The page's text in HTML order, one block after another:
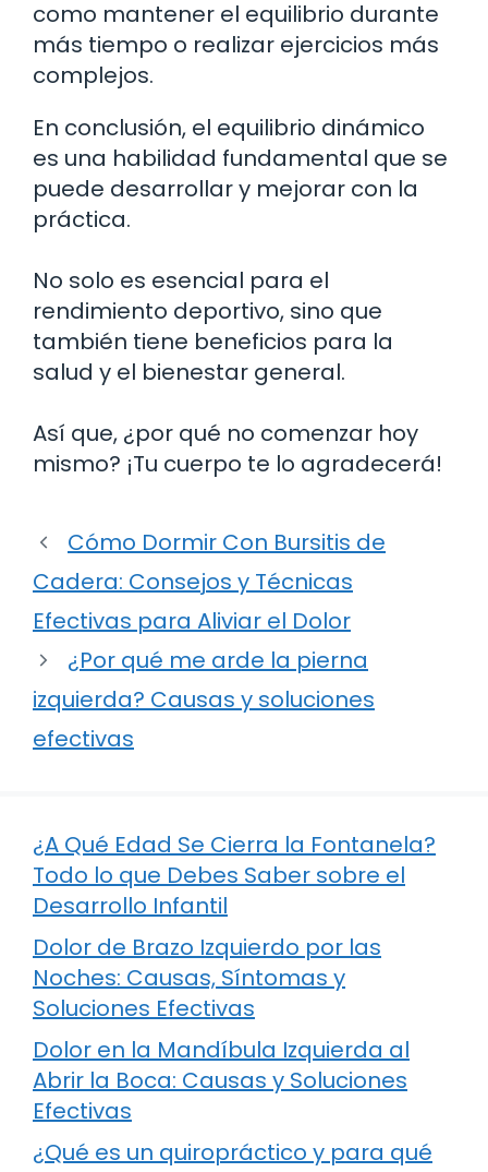
como mantener el equilibrio durante
más tiempo o realizar ejercicios más
complejos.
En conclusión, el equilibrio dinámico
es una habilidad fundamental que se
puede desarrollar y mejorar con la
práctica.
No solo es esencial para el
rendimiento deportivo, sino que
también tiene beneficios para la
salud y el bienestar general.
Así que, ¿por qué no comenzar hoy
mismo? ¡Tu cuerpo te lo agradecerá!
Cómo Dormir Con Bursitis de
Cadera: Consejos y Técnicas
Efectivas para Aliviar el Dolor
¿Por qué me arde la pierna
izquierda? Causas y soluciones
efectivas
¿A Qué Edad Se Cierra la Fontanela?
Todo lo que Debes Saber sobre el
Desarrollo Infantil
Dolor de Brazo Izquierdo por las
Noches: Causas, Síntomas y
Soluciones Efectivas
Dolor en la Mandíbula Izquierda al
Abrir la Boca: Causas y Soluciones
Efectivas
¿Qué es un quiropráctico y para qué